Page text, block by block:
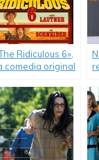
Ridiculous 6»,
comedia original
Netflix.